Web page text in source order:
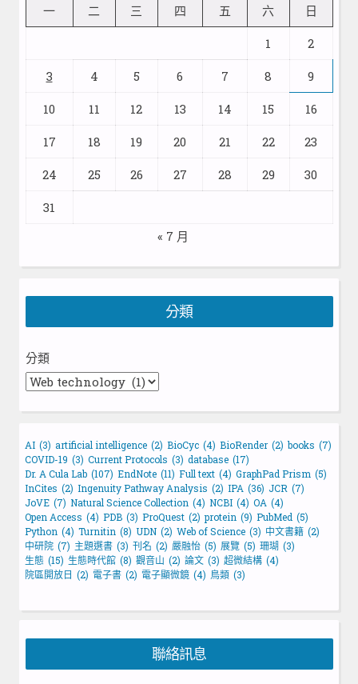
一 二 三 四 五 六 日
1 2
3 4 5 6 7 8 9
10 11 12 13 14 15 16
17 18 19 20 21 22 23
24 25 26 27 28 29 30
31
« 7 月
分類
分類
AI (3) artificial intelligence (2) BioCyc (4) BioRender (2) books (7)
COVID-19 (3) Current Protocols (3) database (17)
Dr. A Cula Lab (107) EndNote (11) Full text (4) GraphPad Prism (5)
InCites (2) Ingenuity Pathway Analysis (2) IPA (36) JCR (7)
JoVE (7) Natural Science Collection (4) NCBI (4) OA (4)
Open Access (4) PDB (3) ProQuest (2) protein (9) PubMed (5)
Python (4) Turnitin (8) UDN (2) Web of Science (3) 中文書籍 (2)
中研院 (7) 主題選書 (3) 刊名 (2) 嚴融怡 (5) 展覽 (5) 珊瑚 (3)
生態 (15) 生態時代館 (8) 觀音山 (2) 論文 (3) 超微結構 (4)
院區開放日 (2) 電子書 (2) 電子顯微鏡 (4) 鳥類 (3)
聯絡訊息